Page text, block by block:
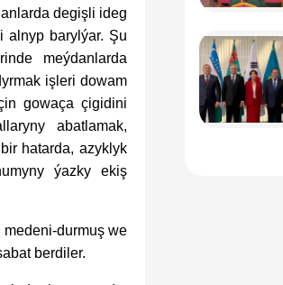
degişli ideg
alnyp barylýar. Şu
meýdanlarda
işleri dowam
gowaça çigidini
abatlamak,
hatarda, azyklyk
ýazky ekiş
durmuş we
berdiler.